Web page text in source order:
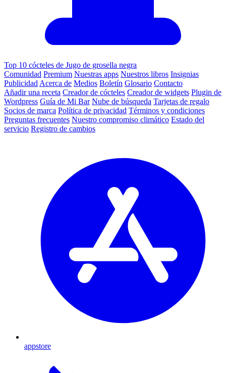
Top 10 cócteles de Jugo de grosella negra
Comunidad Premium Nuestras apps Nuestros libros Insignias
Publicidad Acerca de Medios Boletín Glosario Contacto
Añadir una receta Creador de cócteles Creador de widgets Plugin de
Wordpress Guía de Mi Bar Nube de búsqueda Tarjetas de regalo
Socios de marca Política de privacidad Términos y condiciones
Preguntas frecuentes Nuestro compromiso climático Estado del
servicio Registro de cambios
appstore